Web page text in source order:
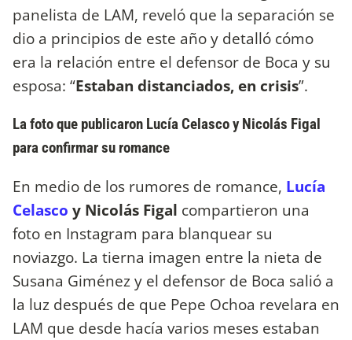
panelista de LAM, reveló que la separación se
dio a principios de este año y detalló cómo
era la relación entre el defensor de Boca y su
esposa: “Estaban distanciados, en crisis”.
La foto que publicaron Lucía Celasco y Nicolás Figal
para confirmar su romance
En medio de los rumores de romance, Lucía
Celasco y Nicolás Figal compartieron una
foto en Instagram para blanquear su
noviazgo. La tierna imagen entre la nieta de
Susana Giménez y el defensor de Boca salió a
la luz después de que Pepe Ochoa revelara en
LAM que desde hacía varios meses estaban